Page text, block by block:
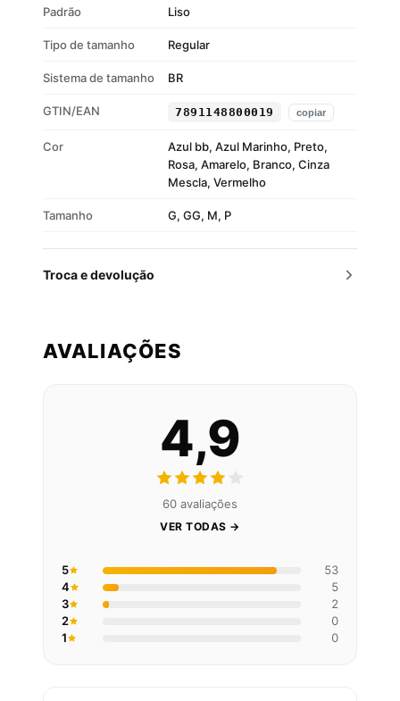
Padrão Liso
Tipo de tamanho Regular
Sistema de tamanho BR
GTIN/EAN 7891148800019 copiar
Cor
Azul bb, Azul Marinho, Preto,
Rosa, Amarelo, Branco, Cinza
Mescla, Vermelho
Tamanho G, GG, M, P
Troca e devolução
AVALIAÇÕES
4,9
60 avaliações
VER TODAS →
5
53
4
5
3
2
2
0
1
0